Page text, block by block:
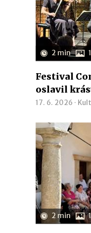
2 min
Festival
oslavil
17. 6. 2026 ·
2 min